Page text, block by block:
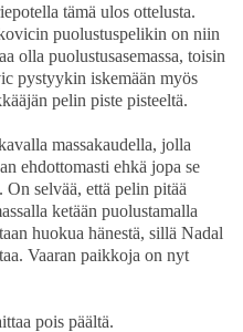
tämä ulos ottelusta.
puolustuspelikin on niin
olla puolustusasemassa, toisin
pystyykin iskemään myös
pelin piste pisteeltä.
massakaudella, jolla
ehdottomasti ehkä jopa se
selvää, että pelin pitää
ketään puolustamalla
huokua hänestä, sillä Nadal
Vaaran paikkoja on nyt
pois päältä.